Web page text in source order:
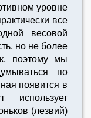
уровне
все
весовой
но не более
поэтому мы
по
появится в
использует
(лезвий)